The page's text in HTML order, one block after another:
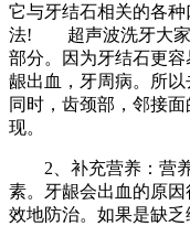
它与牙结石相关的各
法! 超声波洗牙大家
部分。因为牙结石更
龈出血，牙周病。所
同时，齿颈部，邻接
现。
2、补充营养：营养
素。牙龈会出血的原
效地防治。如果是缺